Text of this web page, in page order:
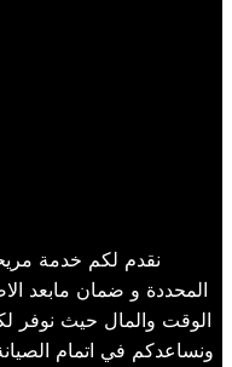
نقدم لكم خدمة
المحددة و ضمان مابعد
الوقت والمال حيث نوفر
ونساعدكم في اتمام